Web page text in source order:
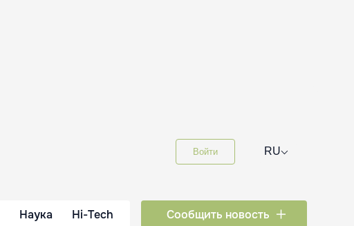
Войти RU⌵
Наука Hi-Tech Сообщить новость